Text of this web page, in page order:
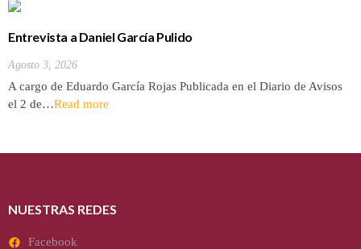
Entrevista a Daniel García Pulido
Agosto 3, 2026
A cargo de Eduardo García Rojas Publicada en el Diario de Avisos
el 2 de…Read more
NUESTRAS REDES
Facebook